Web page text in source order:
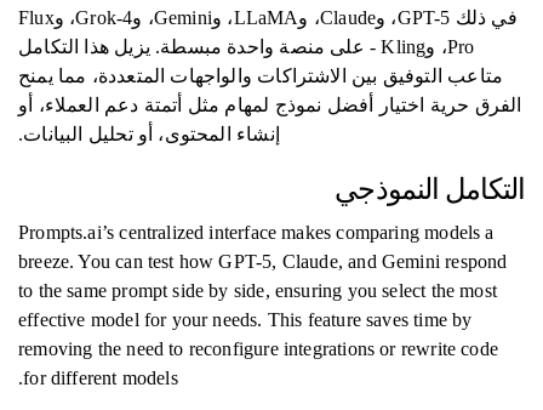
في ذلك GPT-5، وClaude، وLLaMA، وGemini، وGrok-4، وFlux
Pro، وKling - على منصة واحدة مبسطة. يزيل هذا التكامل
متاعب التوفيق بين الاشتراكات والواجهات المتعددة، مما يمنح
الفرق حرية اختيار أفضل نموذج لمهام مثل أتمتة دعم العملاء، أو
إنشاء المحتوى، أو تحليل البيانات.
التكامل النموذجي
Prompts.ai’s centralized interface makes comparing models a
breeze. You can test how GPT-5, Claude, and Gemini respond
to the same prompt side by side, ensuring you select the most
effective model for your needs. This feature saves time by
removing the need to reconfigure integrations or rewrite code
for different models.